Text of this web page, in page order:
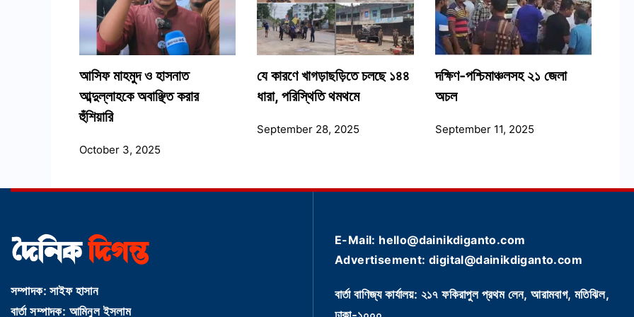
আসিফ মাহমুদ ও হাসনাত
আব্দুল্লাহকে অবাঞ্ছিত করার
হুঁশিয়ারি
October 3, 2025
যে কারণে খাগড়াছড়িতে চলছে ১৪৪
ধারা, পরিস্থিতি থমথমে
September 28, 2025
দক্ষিণ-পশ্চিমাঞ্চলসহ ২১ জেলা
অচল
September 11, 2025
সম্পাদক: সাইফ হাসান
বার্তা সম্পাদক: আমিনুল ইসলাম
E-Mail: hello@dainikdiganto.com
Advertisement: digital@dainikdiganto.com
বার্তা বাণিজ্য কার্যালয়: ২১৭ ফকিরাপুল প্রথম লেন, আরামবাগ, মতিঝিল,